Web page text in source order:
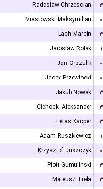
Radoslaw Chrzescian
۳
Miastowski Maksymilian
۰
Lach Marcin
۳
Jaroslaw Rolak
۱
Jan Orszulik
۰
Jacek Przewlocki
۰
Jakub Nowak
۳
Cichocki Aleksander
۳
Petas Kacper
۳
Adam Ruszkiewicz
۱
Krzysztof Juszczyk
۰
Piotr Gumulinski
۳
Mateusz Trela
۳